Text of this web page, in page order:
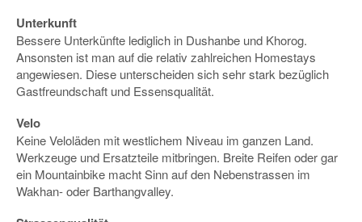
Unterkunft
Bessere Unterkünfte lediglich in Dushanbe und Khorog.
Ansonsten ist man auf die relativ zahlreichen Homestays
angewiesen. Diese unterscheiden sich sehr stark bezüglich
Gastfreundschaft und Essensqualität.
Velo
Keine Veloläden mit westlichem Niveau im ganzen Land.
Werkzeuge und Ersatzteile mitbringen. Breite Reifen oder gar
ein Mountainbike macht Sinn auf den Nebenstrassen im
Wakhan- oder Barthangvalley.